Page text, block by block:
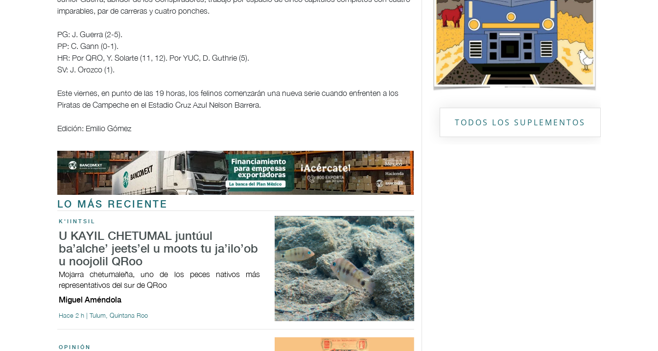
imparables, par de carreras y cuatro ponches.
PG: J. Guerra (2-5).
PP: C. Gann (0-1).
HR: Por QRO, Y. Solarte (11, 12). Por YUC, D. Guthrie (5).
SV: J. Orozco (1).
Este viernes, en punto de las 19 horas, los felinos comenzarán una nueva serie cuando enfrenten a los
Piratas de Campeche en el Estadio Cruz Azul Nelson Barrera.
Edición: Emilio Gómez
LO MÁS RECIENTE
K'IINTSIL
U KAYIL CHETUMAL juntúul
ba’alche’ jeets’el u moots tu ja’ilo’ob
u noojolil QRoo
Mojarra chetumaleña, uno de los peces nativos más
representativos del sur de QRoo
Miguel Améndola
Hace 2 h | Tulum, Quintana Roo
OPINIÓN
TODOS LOS SUPLEMENTOS